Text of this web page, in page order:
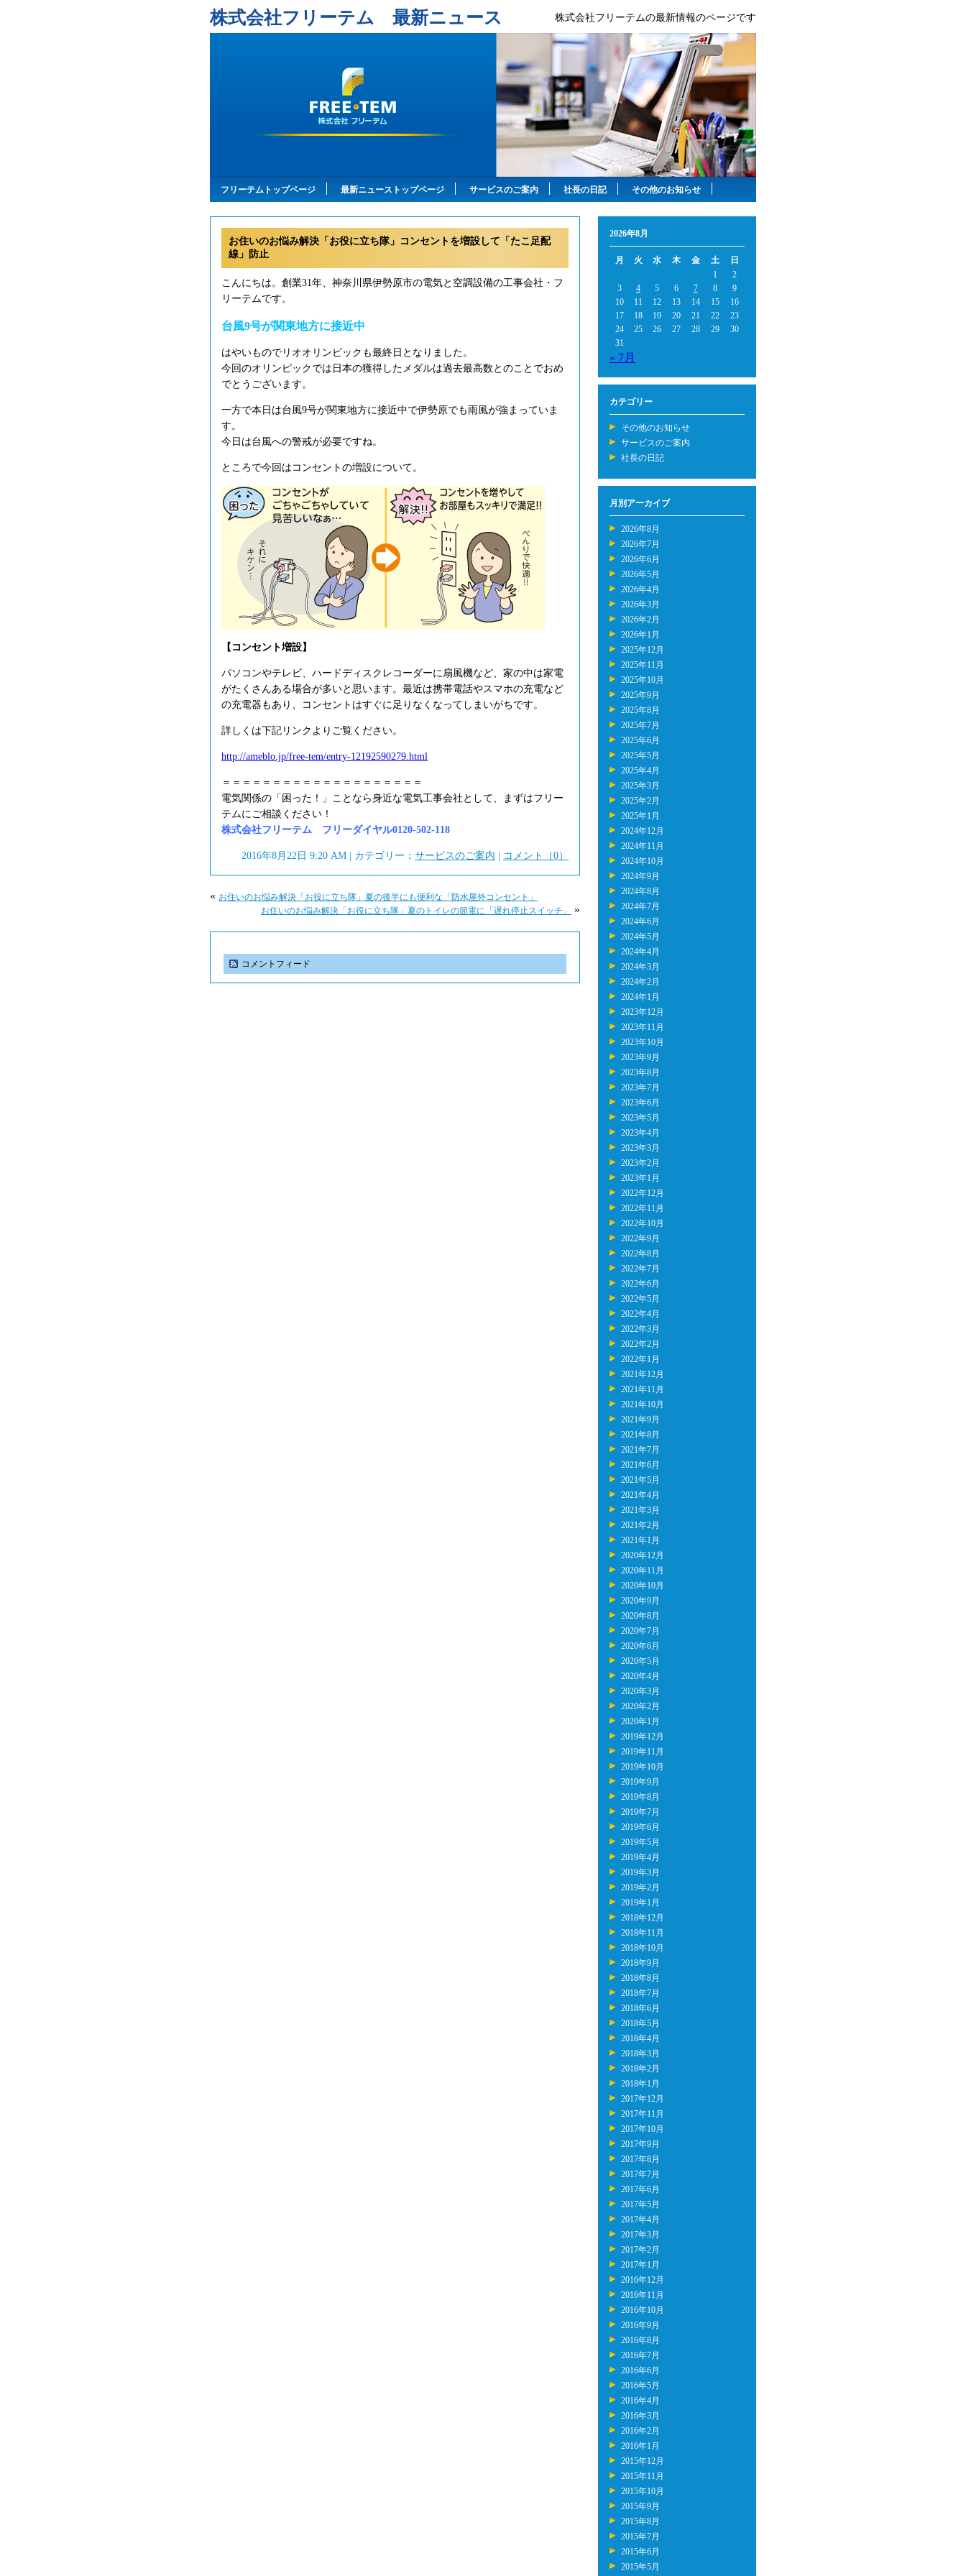
株式会社フリーテム 最新ニュース 株式会社フリーテムの最新情報のページです
フリーテムトップページ 最新ニューストップページ サービスのご案内 社長の日記 その他のお知らせ
お住いのお悩み解決「お役に立ち隊」コンセントを増設して「たこ足配
線」防止
こんにちは。創業31年、神奈川県伊勢原市の電気と空調設備の工事会社・フ
リーテムです。
台風9号が関東地方に接近中
はやいものでリオオリンピックも最終日となりました。
今回のオリンピックでは日本の獲得したメダルは過去最高数とのことでおめ
でとうございます。
一方で本日は台風9号が関東地方に接近中で伊勢原でも雨風が強まっていま
す。
今日は台風への警戒が必要ですね。
ところで今回はコンセントの増設について。
【コンセント増設】
パソコンやテレビ、ハードディスクレコーダーに扇風機など、家の中は家電
がたくさんある場合が多いと思います。最近は携帯電話やスマホの充電など
の充電器もあり、コンセントはすぐに足りなくなってしまいがちです。
詳しくは下記リンクよりご覧ください。
http://ameblo.jp/free-tem/entry-12192590279.html
＝＝＝＝＝＝＝＝＝＝＝＝＝＝＝＝＝＝＝＝
電気関係の「困った！」ことなら身近な電気工事会社として、まずはフリー
テムにご相談ください！
株式会社フリーテム フリーダイヤル0120-502-118
2016年8月22日 9:20 AM | カテゴリー： サービスのご案内 コメント（0）
« お住いのお悩み解決「お役に立ち隊」夏の後半にも便利な「防水屋外コンセント」
お住いのお悩み解決「お役に立ち隊」夏のトイレの節電に「遅れ停止スイッチ」
»
コメントフィード
2026年8月
月 火 水 木 金 土
日
1
2
3
4 5 6 7 8
9
10
11 12 13 14 15
16
17
18 19 20 21 22
23
24
25 26 27 28 29
30
31
« 7月
カテゴリー
その他のお知らせ
サービスのご案内
社長の日記
月別アーカイブ
2026年8月
2026年7月
2026年6月
2026年5月
2026年4月
2026年3月
2026年2月
2026年1月
2025年12月
2025年11月
2025年10月
2025年9月
2025年8月
2025年7月
2025年6月
2025年5月
2025年4月
2025年3月
2025年2月
2025年1月
2024年12月
2024年11月
2024年10月
2024年9月
2024年8月
2024年7月
2024年6月
2024年5月
2024年4月
2024年3月
2024年2月
2024年1月
2023年12月
2023年11月
2023年10月
2023年9月
2023年8月
2023年7月
2023年6月
2023年5月
2023年4月
2023年3月
2023年2月
2023年1月
2022年12月
2022年11月
2022年10月
2022年9月
2022年8月
2022年7月
2022年6月
2022年5月
2022年4月
2022年3月
2022年2月
2022年1月
2021年12月
2021年11月
2021年10月
2021年9月
2021年8月
2021年7月
2021年6月
2021年5月
2021年4月
2021年3月
2021年2月
2021年1月
2020年12月
2020年11月
2020年10月
2020年9月
2020年8月
2020年7月
2020年6月
2020年5月
2020年4月
2020年3月
2020年2月
2020年1月
2019年12月
2019年11月
2019年10月
2019年9月
2019年8月
2019年7月
2019年6月
2019年5月
2019年4月
2019年3月
2019年2月
2019年1月
2018年12月
2018年11月
2018年10月
2018年9月
2018年8月
2018年7月
2018年6月
2018年5月
2018年4月
2018年3月
2018年2月
2018年1月
2017年12月
2017年11月
2017年10月
2017年9月
2017年8月
2017年7月
2017年6月
2017年5月
2017年4月
2017年3月
2017年2月
2017年1月
2016年12月
2016年11月
2016年10月
2016年9月
2016年8月
2016年7月
2016年6月
2016年5月
2016年4月
2016年3月
2016年2月
2016年1月
2015年12月
2015年11月
2015年10月
2015年9月
2015年8月
2015年7月
2015年6月
2015年5月